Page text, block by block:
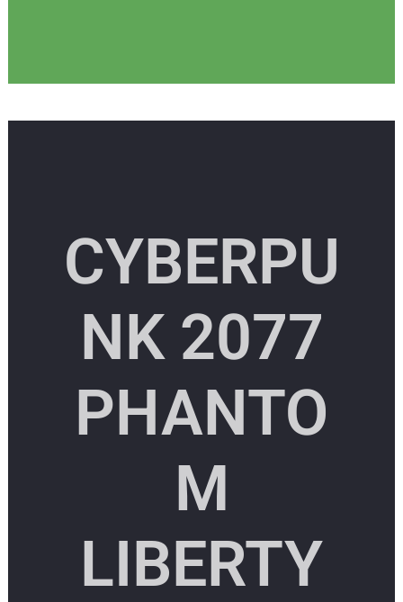
CYBERPU
NK 2077
PHANTO
M
LIBERTY